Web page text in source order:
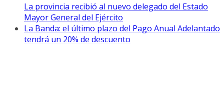
La provincia recibió al nuevo delegado del Estado
Mayor General del Ejército
La Banda: el último plazo del Pago Anual Adelantado
tendrá un 20% de descuento